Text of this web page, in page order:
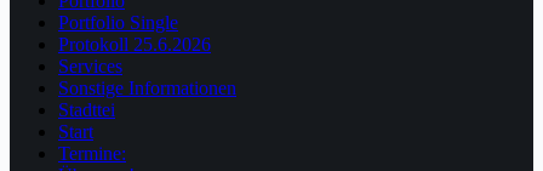
Portfolio Single
Protokoll 25.6.2026
Services
Sonstige Informationen
Stadttei
Start
Termine: